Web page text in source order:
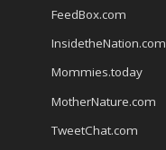
FeedBox.com
InsidetheNation.com
Mommies.today
MotherNature.com
TweetChat.com